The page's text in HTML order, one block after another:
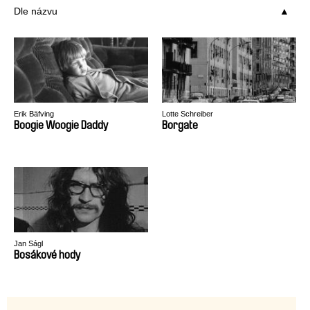
Dle názvu
Erik Bäfving
Boogie Woogie Daddy
Lotte Schreiber
Borgate
Jan Ságl
Bosákové hody